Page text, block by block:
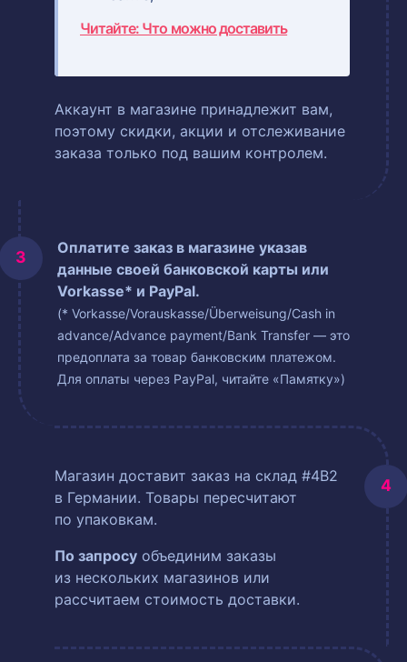
Читайте: Что можно доставить
Аккаунт в магазине принадлежит вам,
поэтому скидки, акции и отслеживание
заказа только под вашим контролем.
Оплатите заказ в магазине указав
данные своей банковской карты или
Vorkasse* и PayPal.
(* Vorkasse/Vorauskasse/Überweisung/Cash in
advance/Advance payment/Bank Transfer — это
предоплата за товар банковским платежом.
Для оплаты через PayPal, читайте «Памятку»)
Магазин доставит заказ на склад #4B2
в Германии. Товары пересчитают
по упаковкам.
По запросу объединим заказы
из нескольких магазинов или
рассчитаем стоимость доставки.